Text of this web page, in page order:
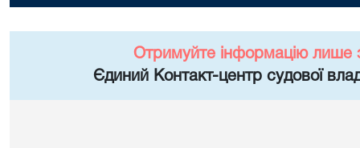
Отримуйте інформацію лише
Єдиний Контакт-центр судової